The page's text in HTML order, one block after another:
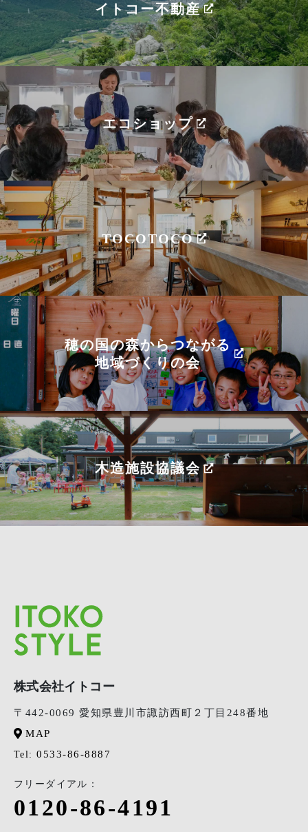
イトコー不動産
エコショップ
TOCOTOCO
穂の国の森からつながる
地域づくりの会
木造施設協議会
株式会社イトコー
〒442-0069 愛知県豊川市諏訪西町２丁目248番地
MAP
Tel: 0533-86-8887
フリーダイアル：
0120-86-4191